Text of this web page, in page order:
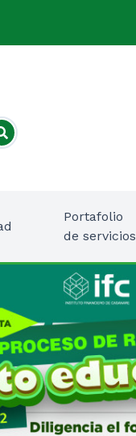
Portafolio
de servicios